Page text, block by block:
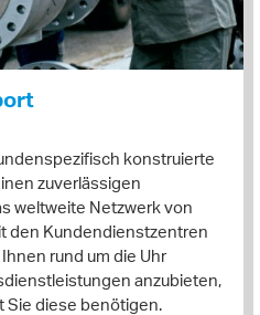
konstruierte
zuverlässigen
weltweite Netzwerk von
den Kundendienstzentren
rund um die Uhr
anzubieten,
Sie diese benötigen.